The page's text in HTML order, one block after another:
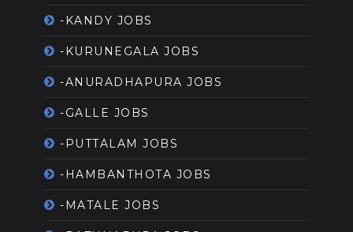
-KANDY JOBS
-KURUNEGALA JOBS
-ANURADHAPURA JOBS
-GALLE JOBS
-PUTTALAM JOBS
-HAMBANTHOTA JOBS
-MATALE JOBS